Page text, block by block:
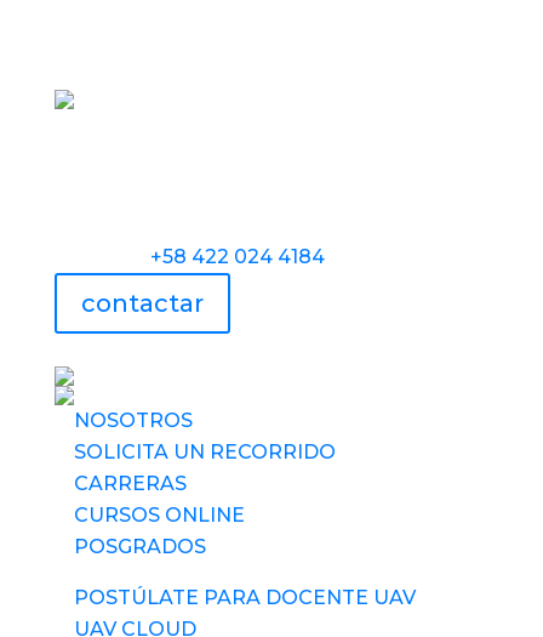
+58 422 024 4184
contactar
NOSOTROS
SOLICITA UN RECORRIDO
CARRERAS
CURSOS ONLINE
POSGRADOS
POSTÚLATE PARA DOCENTE UAV
UAV CLOUD